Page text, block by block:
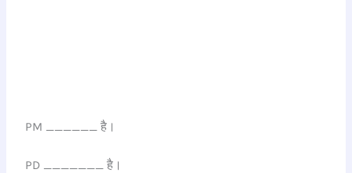
PM ______ है।
PD _______ है।